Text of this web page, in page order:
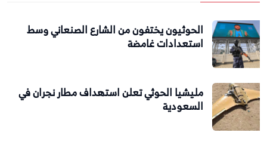
الحوثيون يختفون من الشارع الصنعاني وسط
استعدادات غامضة
مليشيا الحوثي تعلن استهداف مطار نجران في
السعودية